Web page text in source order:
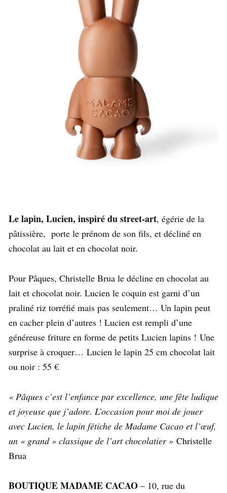
Le lapin, Lucien, inspiré du street-art, égérie de la
pâtissière, porte le prénom de son fils, et décliné en
chocolat au lait et en chocolat noir.
Pour Pâques, Christelle Brua le décline en chocolat au
lait et chocolat noir. Lucien le coquin est garni d’un
praliné riz torréfié mais pas seulement… Un lapin peut
en cacher plein d’autres ! Lucien est rempli d’une
généreuse friture en forme de petits Lucien lapins ! Une
surprise à croquer… Lucien le lapin 25 cm chocolat lait
ou noir : 55 €
« Pâques c’est l’enfance par excellence, une fête ludique
et joyeuse que j’adore. L’occasion pour moi de jouer
avec Lucien, le lapin fétiche de Madame Cacao et l’œuf,
un « grand » classique de l’art chocolatier » Christelle
Brua
BOUTIQUEMADAME CACAO – 10, rue du